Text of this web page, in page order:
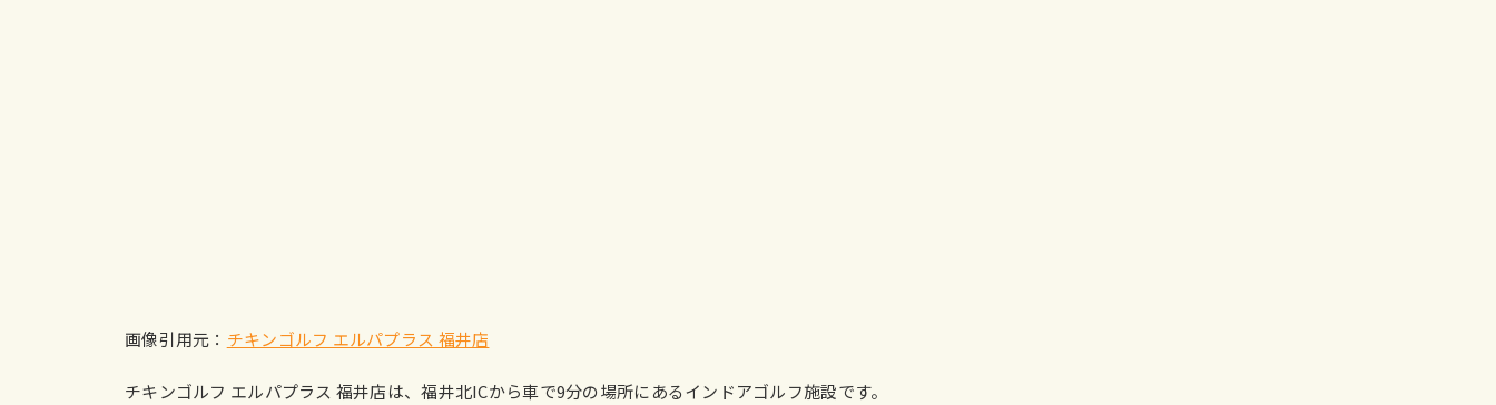
画像引用元： チキンゴルフ エルパプラス 福井店
チキンゴルフ エルパプラス 福井店は、福井北ICから車で9分の場所にあるインドアゴルフ施設です。